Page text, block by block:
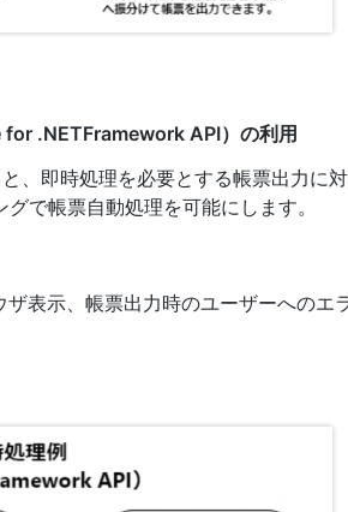
.NETFramework API）の利用
即時処理を必要とする帳票出力に
で帳票自動処理を可能にします。
表示、帳票出力時のユーザーへのエ